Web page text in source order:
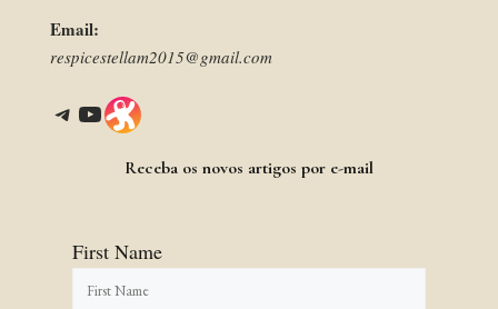
Email:
respicestellam2015@gmail.com
Telegram YouTube Link
Receba os novos artigos por e-mail
First Name